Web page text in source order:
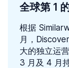
全球第 1
根据
月，
大的独立运
3 月及 4 月